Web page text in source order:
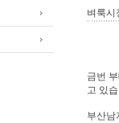
벼룩시
금번
고 있
부산남